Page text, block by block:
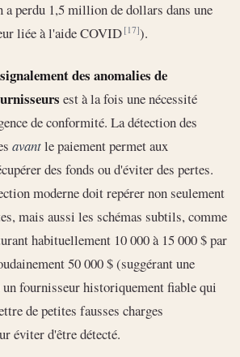
a perdu 1,5 million de dollars dans une
liée à l'aide COVID[17]).
signalement des anomalies de
est à la fois une nécessité
de conformité. La détection des
avantle paiement permet aux
des fonds ou d'éviter des pertes.
moderne doit repérer non seulement
mais aussi les schémas subtils, comme
habituellement 10 000 à 15 000 $ par
50 000 $ (suggérant une
fournisseur historiquement fiable qui
de petites fausses charges
éviter d'être détecté.